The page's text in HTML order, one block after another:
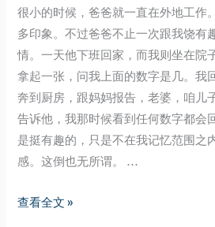
很小的时候，爸爸就一直在外地工作
多印象。不过爸爸不止一次跟我饶有
情。一天他下班回家，而我则坐在院
拿起一张，问我上面的数字是几。我
奔到厨房，跟妈妈报告，老婆，咱儿
告诉他，我那时候看到任何数字都会
是挺有趣的，只是不在我记忆范围之
感。这倒也无所谓。 …
我
查看全文 »